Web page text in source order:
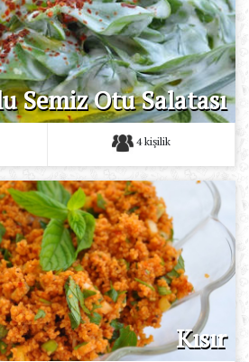
Semiz Otu Salatası
4 kişilik
Kısır